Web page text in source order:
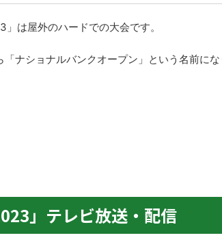
は屋外のハードでの大会です。
ナショナルバンクオープン」という名前にな
」テレビ放送・配信